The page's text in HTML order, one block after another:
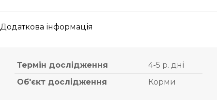
Додаткова інформація
Термін дослідження
4-5 р. дні
Об'єкт дослідження
Корми